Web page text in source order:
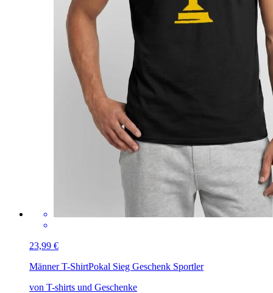
23,99 €
Männer T-ShirtPokal Sieg Geschenk Sportler
von T-shirts und Geschenke